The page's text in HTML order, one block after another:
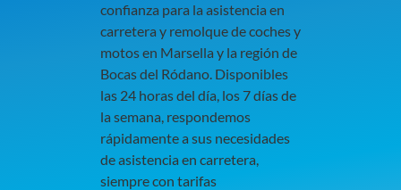
confianza para la asistencia en
carretera y remolque de coches y
motos en Marsella y la región de
Bocas del Ródano. Disponibles
las 24 horas del día, los 7 días de
la semana, respondemos
rápidamente a sus necesidades
de asistencia en carretera,
siempre con tarifas